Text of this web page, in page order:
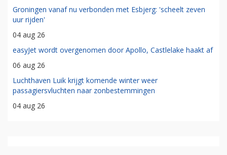
Groningen vanaf nu verbonden met Esbjerg: 'scheelt zeven
uur rijden'
04 aug 26
easyJet wordt overgenomen door Apollo, Castlelake haakt af
06 aug 26
Luchthaven Luik krijgt komende winter weer
passagiersvluchten naar zonbestemmingen
04 aug 26